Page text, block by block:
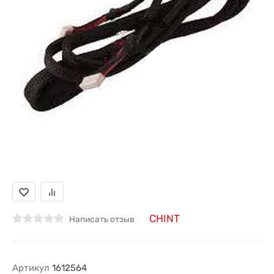
Написать отзыв CHINT
Артикул 1612564